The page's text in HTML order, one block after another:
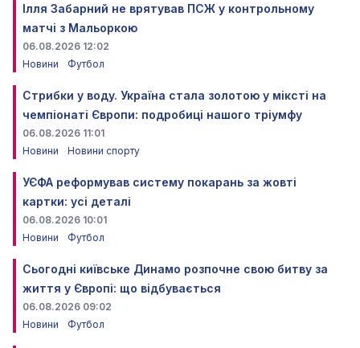
Ілля Забарний не врятував ПСЖ у контрольному
матчі з Мальоркою
06.08.2026 12:02
Новини
Футбол
Стрибки у воду. Україна стала золотою у міксті на
чемпіонаті Європи: подробиці нашого тріумфу
06.08.2026 11:01
Новини
Новини спорту
УЄФА реформував систему покарань за жовті
картки: усі деталі
06.08.2026 10:01
Новини
Футбол
Сьогодні київське Динамо розпочне свою битву за
життя у Європі: що відбувається
06.08.2026 09:02
Новини
Футбол